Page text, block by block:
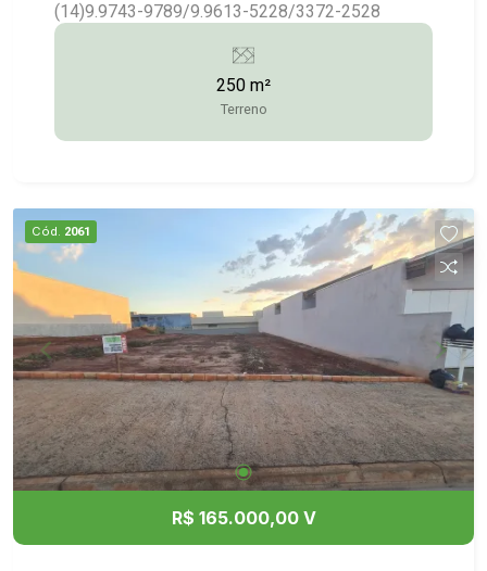
(14)9.9743-9789/9.9613-5228/3372-2528
250 m²
Terreno
Cód. 2061
R$ 165.000,00 V